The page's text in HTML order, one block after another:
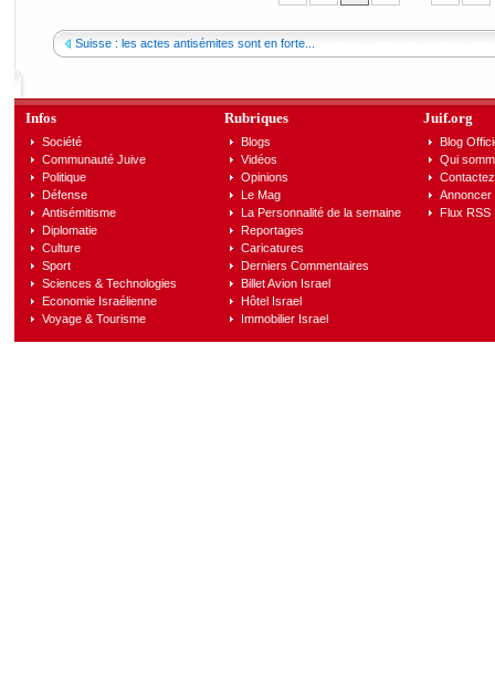
Suisse : les actes antisémites sont en forte...
Infos
Société
Communauté Juive
Politique
Défense
Antisémitisme
Diplomatie
Culture
Sport
Sciences & Technologies
Economie Israélienne
Voyage & Tourisme
Rubriques
Blogs
Vidéos
Opinions
Le Mag
La Personnalité de la semaine
Reportages
Caricatures
Derniers Commentaires
Billet Avion Israel
Hôtel Israel
Immobilier Israel
Juif.org
Blog
Qui
Annoncer
Flux RSS